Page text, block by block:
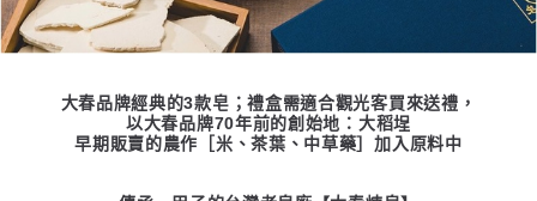
大春品牌經典的3款皂；禮盒需適合觀光客買來送禮，
以大春品牌70年前的創始地：大稻埕
早期販賣的農作［米、茶葉、中草藥］加入原料中